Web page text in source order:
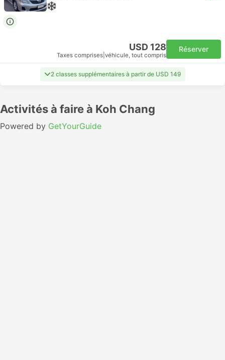
USD 128
Taxes comprises véhicule, tout compris
Réserver
2 classes supplémentaires à partir de USD 149
Activités à faire à Koh Chang
Powered by GetYourGuide